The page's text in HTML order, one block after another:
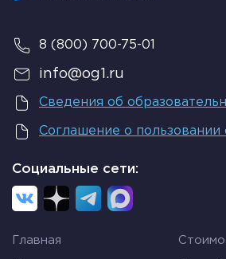
8 (800) 700-75-01
info@og1.ru
Сведения об
Соглашение о пользовании
Социальные сети:
Главная